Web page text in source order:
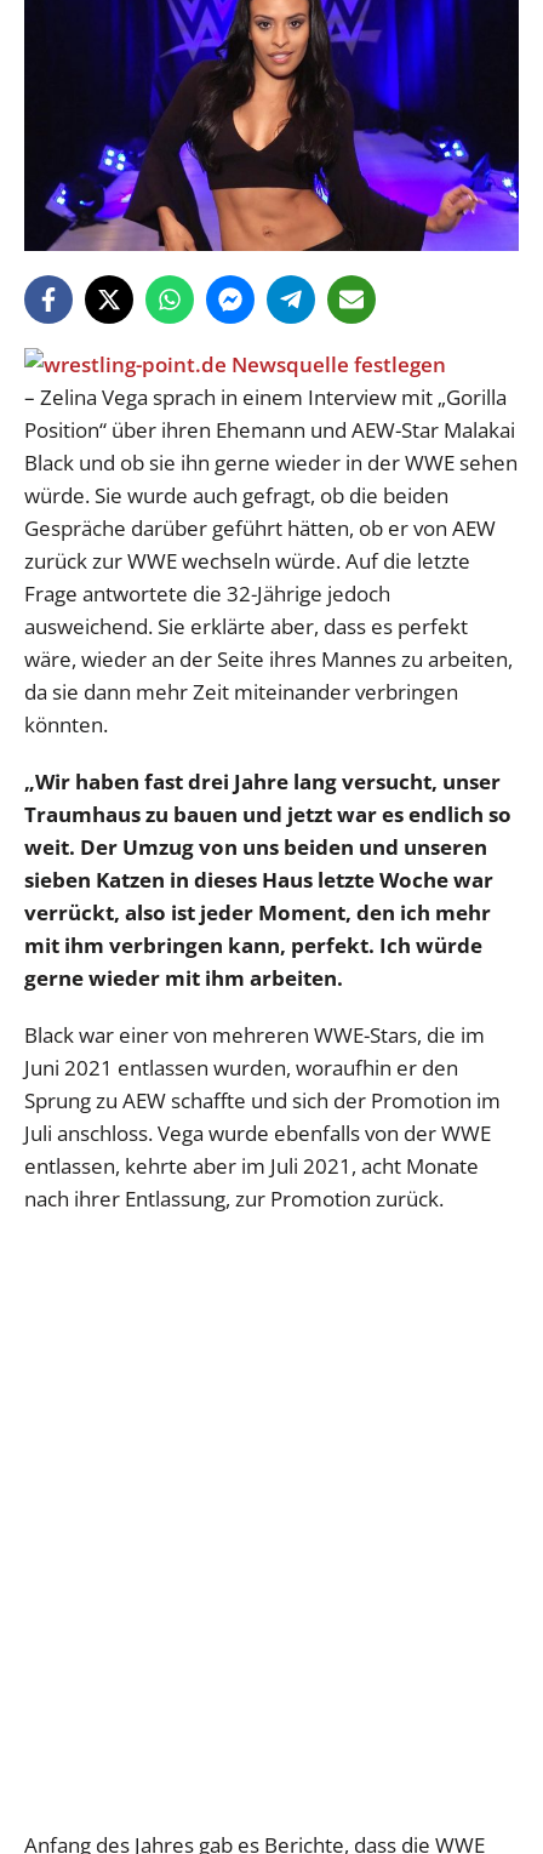
– Zelina Vega sprach in einem Interview mit „Gorilla
Position“ über ihren Ehemann und AEW-Star Malakai
Black und ob sie ihn gerne wieder in der WWE sehen
würde. Sie wurde auch gefragt, ob die beiden
Gespräche darüber geführt hätten, ob er von AEW
zurück zur WWE wechseln würde. Auf die letzte
Frage antwortete die 32-Jährige jedoch
ausweichend. Sie erklärte aber, dass es perfekt
wäre, wieder an der Seite ihres Mannes zu arbeiten,
da sie dann mehr Zeit miteinander verbringen
könnten.
„Wir haben fast drei Jahre lang versucht, unser
Traumhaus zu bauen und jetzt war es endlich so
weit. Der Umzug von uns beiden und unseren
sieben Katzen in dieses Haus letzte Woche war
verrückt, also ist jeder Moment, den ich mehr
mit ihm verbringen kann, perfekt. Ich würde
gerne wieder mit ihm arbeiten.
Black war einer von mehreren WWE-Stars, die im
Juni 2021 entlassen wurden, woraufhin er den
Sprung zu AEW schaffte und sich der Promotion im
Juli anschloss. Vega wurde ebenfalls von der WWE
entlassen, kehrte aber im Juli 2021, acht Monate
nach ihrer Entlassung, zur Promotion zurück.
Anfang des Jahres gab es Berichte, dass die WWE